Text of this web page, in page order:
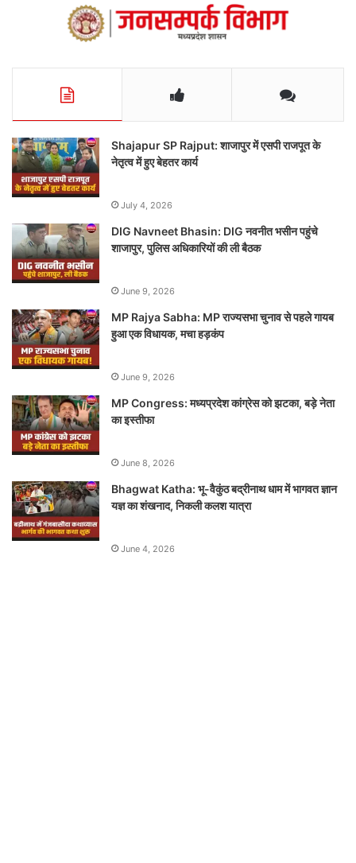
Shajapur SP Rajput: शाजापुर में एसपी राजपूत के
नेतृत्व में हुए बेहतर कार्य
July 4, 2026
DIG Navneet Bhasin: DIG नवनीत भसीन पहुंचे
शाजापुर, पुलिस अधिकारियों की ली बैठक
June 9, 2026
MP Rajya Sabha: MP राज्यसभा चुनाव से पहले गायब
हुआ एक विधायक, मचा हड़कंप
June 9, 2026
MP Congress: मध्यप्रदेश कांग्रेस को झटका, बड़े नेता
का इस्तीफा
June 8, 2026
Bhagwat Katha: भू-वैकुंठ बद्रीनाथ धाम में भागवत ज्ञान
यज्ञ का शंखनाद, निकली कलश यात्रा
June 4, 2026